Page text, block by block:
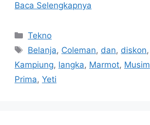
Baca Selengkapnya
Kategori
Tekno
Tag
Belanja, Coleman, dan, diskon,
Kampiung, langka, Marmot, Musim
Prima, Yeti